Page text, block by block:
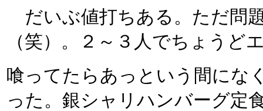
だいぶ値打ちある。ただ問
（笑）。２～３人でちょうど
喰ってたらあっという間にな
った。銀シャリハンバーグ定